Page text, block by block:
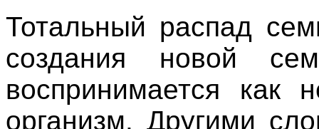
Тотальный распад
создания новой
воспринимается как
организм. Другими